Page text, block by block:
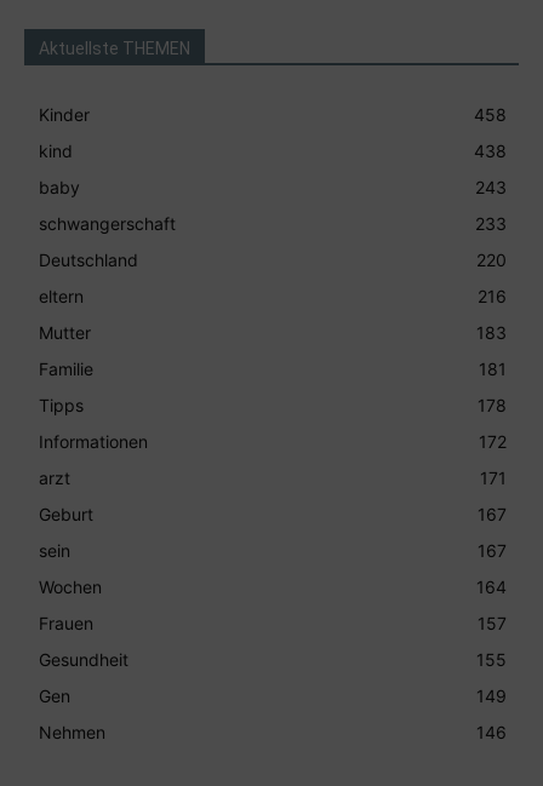
Aktuellste THEMEN
Kinder
458
kind
438
baby
243
schwangerschaft
233
Deutschland
220
eltern
216
Mutter
183
Familie
181
Tipps
178
Informationen
172
arzt
171
Geburt
167
sein
167
Wochen
164
Frauen
157
Gesundheit
155
Gen
149
Nehmen
146